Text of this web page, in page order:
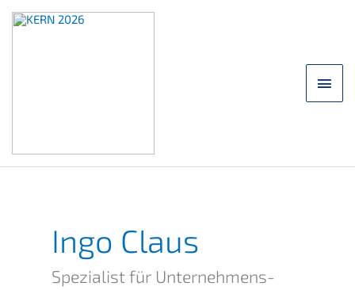
main
Ingo Claus
Spezia­list für Unternehmens­